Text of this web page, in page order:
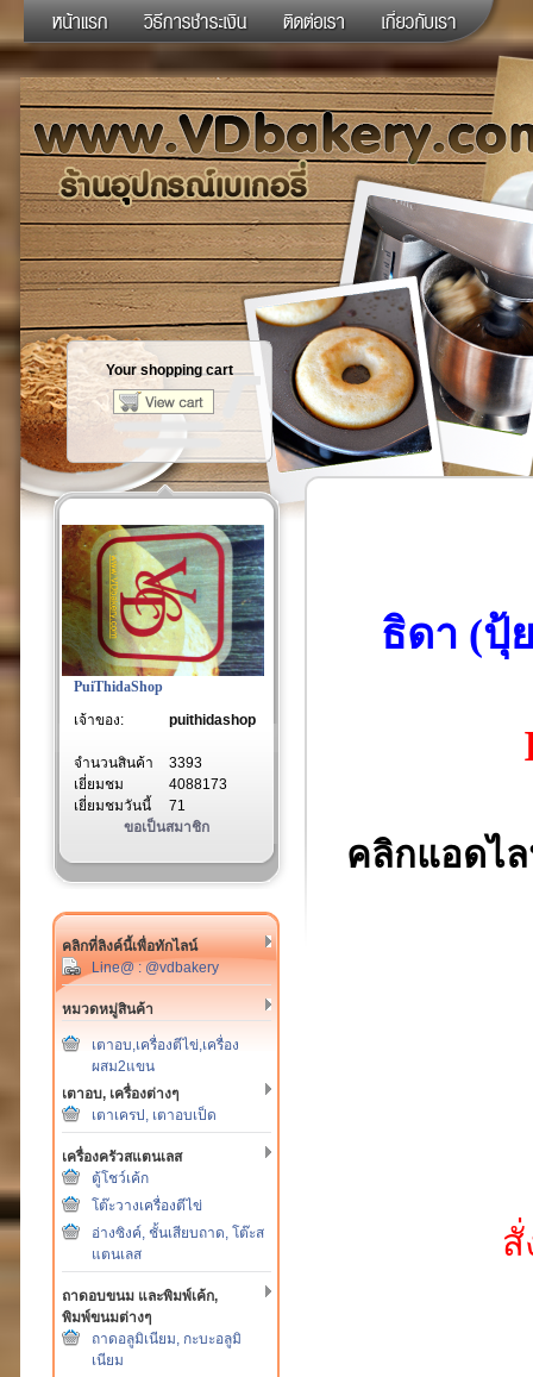
Your shopping cart
PuiThidaShop
เจ้าของ:
puithidashop
จำนวนสินค้า
3393
เยี่ยมชม
4088173
เยี่ยมชมวันนี้
71
ขอเป็นสมาชิก
คลิกที่ลิงค์นี้เพื่อทักไลน์
Line@ : @vdbakery
หมวดหมู่สินค้า
เตาอบ,เครื่องตีไข่,เครื่อง
ผสม2แขน
เตาอบ, เครื่องต่างๆ
เตาเครป, เตาอบเป็ด
เครื่องครัวสแตนเลส
ตู้โชว์เค้ก
โต๊ะวางเครื่องตีไข่
อ่างซิงค์, ชั้นเสียบถาด, โต๊ะส
แตนเลส
ถาดอบขนม และพิมพ์เค้ก,
พิมพ์ขนมต่างๆ
ถาดอลูมิเนียม, กะบะอลูมิ
เนียม
ธิดา (ปุ้
คลิกแอดไ